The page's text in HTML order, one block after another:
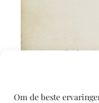
Om de beste